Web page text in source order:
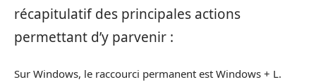
récapitulatif des principales actions
permettant d’y parvenir :
Sur Windows, le raccourci permanent est Windows + L.